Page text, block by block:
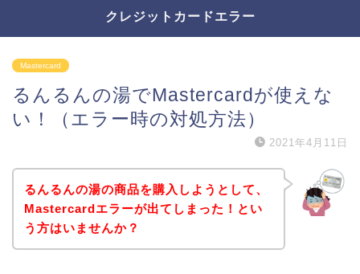
クレジットカードエラー
Mastercard
るんるんの湯でMastercardが使えな
い！（エラー時の対処方法）
2021年4月11日
るんるんの湯の商品を購入しようとして、
Mastercardエラーが出てしまった！とい
う方はいませんか？